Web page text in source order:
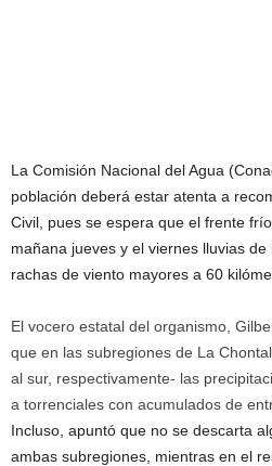
La Comisión Nacional del Agua
población deberá estar atenta a
Civil, pues se espera que el frente
mañana jueves y el viernes lluvias
rachas de viento mayores a 60
El vocero estatal del organismo,
que en las subregiones de La
al sur, respectivamente- las
a torrenciales con acumulados de
Incluso, apuntó que no se descarta
ambas subregiones, mientras en el